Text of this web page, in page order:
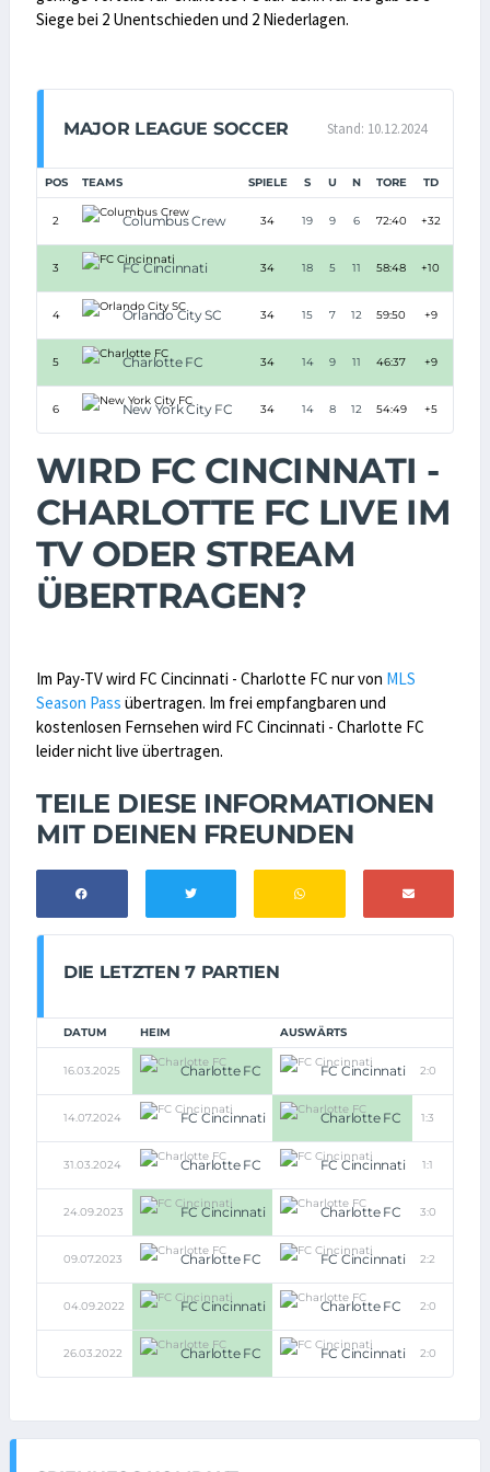
Siege bei 2 Unentschieden und 2 Niederlagen.
MAJOR LEAGUE SOCCER Stand: 10.12.2024
POS TEAMS SPIELE S U N TORE TD
2 Columbus Crew 34 19 9 6 72:40 +32
3 FC Cincinnati 34 18 5 11 58:48 +10
4 Orlando City SC 34 15 7 12 59:50 +9
5 Charlotte FC 34 14 9 11 46:37 +9
6 New York City FC 34 14 8 12 54:49 +5
WIRD FC CINCINNATI -
CHARLOTTE FC LIVE IM
TV ODER STREAM
ÜBERTRAGEN?
Im Pay-TV wird FC Cincinnati - Charlotte FC nur von MLS
Season Pass übertragen. Im frei empfangbaren und
kostenlosen Fernsehen wird FC Cincinnati - Charlotte FC
leider nicht live übertragen.
TEILE DIESE INFORMATIONEN
MIT DEINEN FREUNDEN
DIE LETZTEN 7 PARTIEN
DATUM HEIM AUSWÄRTS
16.03.2025 Charlotte FC FC Cincinnati 2:0
14.07.2024 FC Cincinnati Charlotte FC 1:3
31.03.2024 Charlotte FC FC Cincinnati 1:1
24.09.2023 FC Cincinnati Charlotte FC 3:0
09.07.2023 Charlotte FC FC Cincinnati 2:2
04.09.2022 FC Cincinnati Charlotte FC 2:0
26.03.2022 Charlotte FC FC Cincinnati 2:0